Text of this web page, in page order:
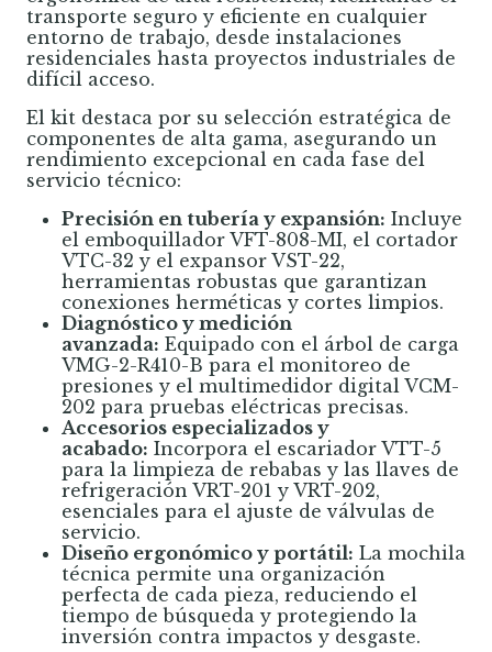
transporte seguro y eficiente en cualquier
entorno de trabajo, desde instalaciones
residenciales hasta proyectos industriales de
difícil acceso.
El kit destaca por su selección estratégica de
componentes de alta gama, asegurando un
rendimiento excepcional en cada fase del
servicio técnico:
Precisión en tubería y expansión: Incluye
el emboquillador VFT-808-MI, el cortador
VTC-32 y el expansor VST-22,
herramientas robustas que garantizan
conexiones herméticas y cortes limpios.
Diagnóstico y medición
avanzada: Equipado con el árbol de carga
VMG-2-R410-B para el monitoreo de
presiones y el multimedidor digital VCM-
202 para pruebas eléctricas precisas.
Accesorios especializados y
acabado: Incorpora el escariador VTT-5
para la limpieza de rebabas y las llaves de
refrigeración VRT-201 y VRT-202,
esenciales para el ajuste de válvulas de
servicio.
Diseño ergonómico y portátil: La mochila
técnica permite una organización
perfecta de cada pieza, reduciendo el
tiempo de búsqueda y protegiendo la
inversión contra impactos y desgaste.